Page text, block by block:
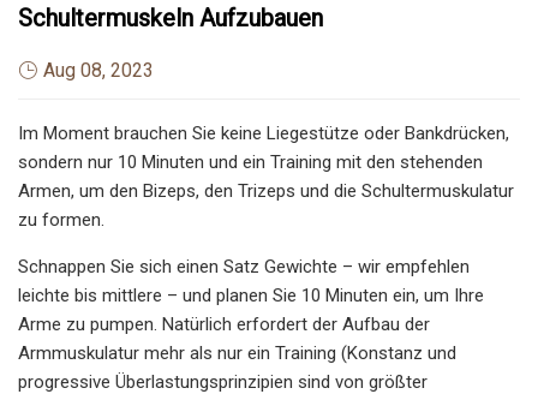
Schultermuskeln Aufzubauen
Aug 08, 2023
Im Moment brauchen Sie keine Liegestütze oder Bankdrücken,
sondern nur 10 Minuten und ein Training mit den stehenden
Armen, um den Bizeps, den Trizeps und die Schultermuskulatur
zu formen.
Schnappen Sie sich einen Satz Gewichte – wir empfehlen
leichte bis mittlere – und planen Sie 10 Minuten ein, um Ihre
Arme zu pumpen. Natürlich erfordert der Aufbau der
Armmuskulatur mehr als nur ein Training (Konstanz und
progressive Überlastungsprinzipien sind von größter